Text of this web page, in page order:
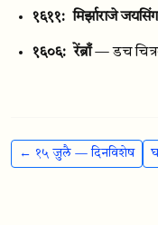
१६११: मिर्झाराजे जयसिंग
१६०६: रेंब्राँ — डच
← १५ जुलै — दिनविशेष